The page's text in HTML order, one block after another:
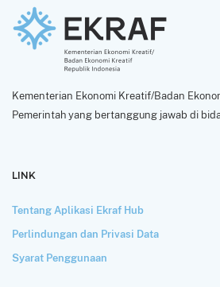
Kementerian Ekonomi Kreatif/Badan
Pemerintah yang bertanggung jawab di
LINK
Tentang Aplikasi Ekraf Hub
Perlindungan dan Privasi Data
Syarat Penggunaan